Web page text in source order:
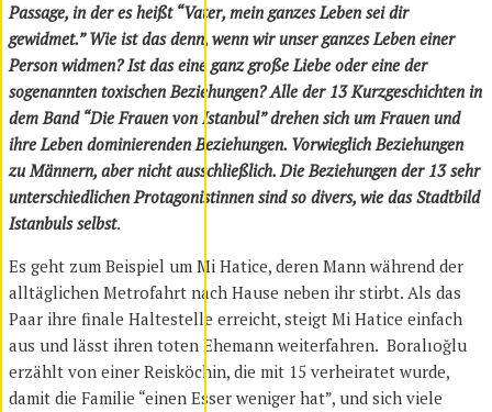
Passage, in der es heißt “Vater, mein ganzes Leben sei dir
gewidmet.” Wie ist das denn, wenn wir unser ganzes Leben einer
Person widmen? Ist das eine ganz große Liebe oder eine der
sogenannten toxischen Beziehungen? Alle der 13 Kurzgeschichten in
dem Band “Die Frauen von Istanbul” drehen sich um Frauen und
ihre Leben dominierenden Beziehungen. Vorwieglich Beziehungen
zu Männern, aber nicht ausschließlich. Die Beziehungen der 13 sehr
unterschiedlichen Protagonistinnen sind so divers, wie das Stadtbild
Istanbuls selbst.
Es geht zum Beispiel um Mi Hatice, deren Mann während der
alltäglichen Metrofahrt nach Hause neben ihr stirbt. Als das
Paar ihre finale Haltestelle erreicht, steigt Mi Hatice einfach
aus und lässt ihren toten Ehemann weiterfahren. Boralıoğlu
erzählt von einer Reisköchin, die mit 15 verheiratet wurde,
damit die Familie “einen Esser weniger hat”, und sich viele